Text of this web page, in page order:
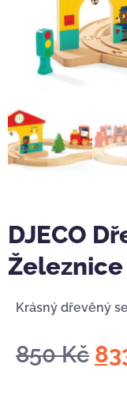
DJECO
Železnice
Krásný dřevěný
850Kč